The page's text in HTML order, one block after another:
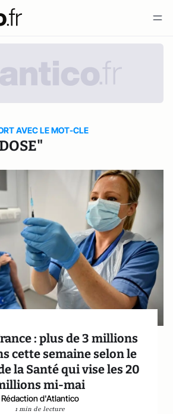
AVEC LE MOT-CLE
: plus de 3 millions
cette semaine selon le
la Santé qui vise les 20
mi-mai
Rédaction d'Atlantico
1 min de lecture